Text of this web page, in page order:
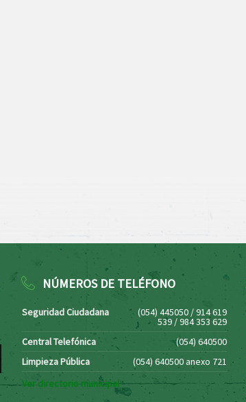
NÚMEROS DE TELÉFONO
Seguridad Ciudadana (054) 445050 / 914 619
539 / 984 353 629
Central Telefónica
(054) 640500
Limpieza Pública
(054) 640500 anexo 721
Ver directorio municipal